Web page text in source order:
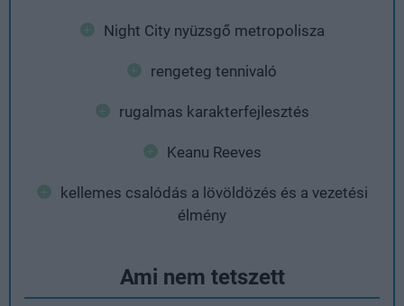
Night City nyüzsgő metropolisza
rengeteg tennivaló
rugalmas karakterfejlesztés
Keanu Reeves
kellemes csalódás a lövöldözés és a vezetési
élmény
Ami nem tetszett